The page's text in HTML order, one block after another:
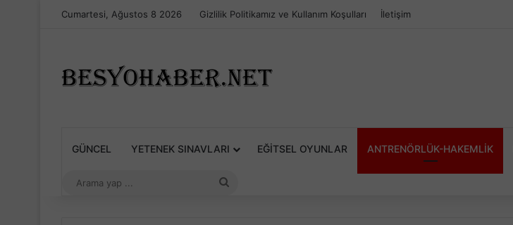
Cumartesi, Ağustos 8 2026 Gizlilik Politikamız ve Kullanım Koşulları İletişim
GÜNCEL YETENEK SINAVLARI EĞITSEL OYUNLAR ANTRENÖRLÜK-HAKEMLIK